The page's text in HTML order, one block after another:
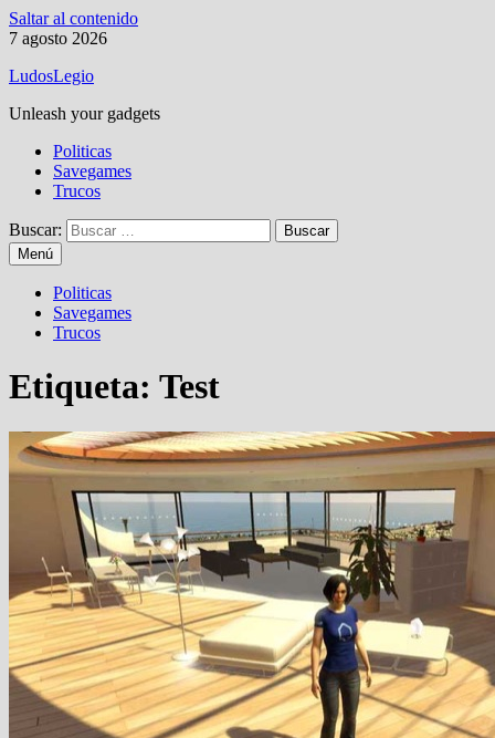
Saltar al contenido
7 agosto 2026
LudosLegio
Unleash your gadgets
Politicas
Savegames
Trucos
Buscar:
Menú
Politicas
Savegames
Trucos
Etiqueta: Test